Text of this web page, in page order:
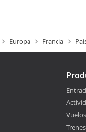
Europa Francia
Vuelos
Trenes